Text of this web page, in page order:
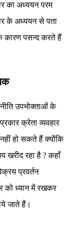
का अध्ययन परम
के अध्ययन से पता
कारण पसन्द करते हैं
उपभोक्ताओं के
क्रेता व्यवहार
हो सकते हैं क्योंकि
खरीद रहा है ? कहाँ
प्रवर्तन
को ध्यान में रखकर
जाते हैं।